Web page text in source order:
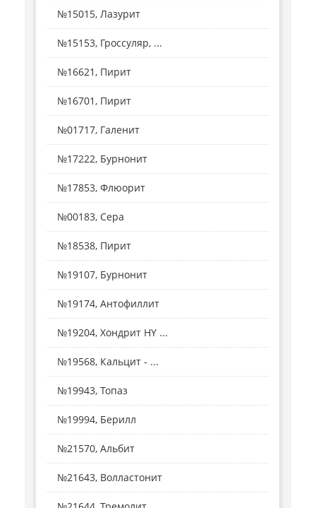
№15015, Лазурит
№15153, Гроссуляр, ...
№16621, Пирит
№16701, Пирит
№01717, Галенит
№17222, Бурнонит
№17853, Флюорит
№00183, Сера
№18538, Пирит
№19107, Бурнонит
№19174, Антофиллит
№19204, Хондрит HY ...
№19568, Кальцит - ...
№19943, Топаз
№19994, Берилл
№21570, Альбит
№21643, Волластонит